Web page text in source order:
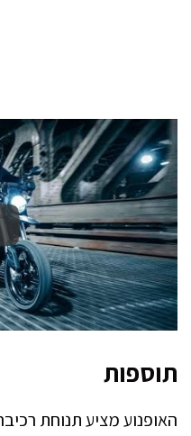
תוספות
האופנוע מציע תנוחת